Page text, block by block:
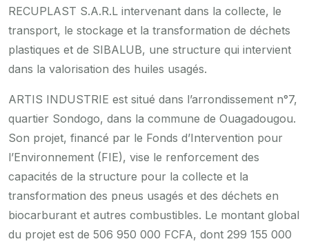
RECUPLAST S.A.R.L intervenant dans la collecte, le
transport, le stockage et la transformation de déchets
plastiques et de SIBALUB, une structure qui intervient
dans la valorisation des huiles usagés.
ARTIS INDUSTRIE est situé dans l’arrondissement n°7,
quartier Sondogo, dans la commune de Ouagadougou.
Son projet, financé par le Fonds d’Intervention pour
l’Environnement (FIE), vise le renforcement des
capacités de la structure pour la collecte et la
transformation des pneus usagés et des déchets en
biocarburant et autres combustibles. Le montant global
du projet est de 506 950 000 FCFA, dont 299 155 000